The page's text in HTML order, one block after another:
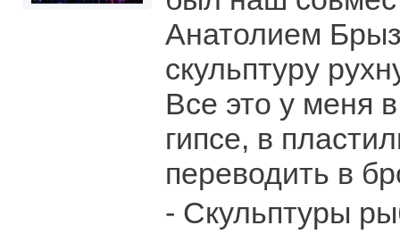
Анатолием
скульптуру
Все это у меня
гипсе, в
переводить в
- Скульптуры